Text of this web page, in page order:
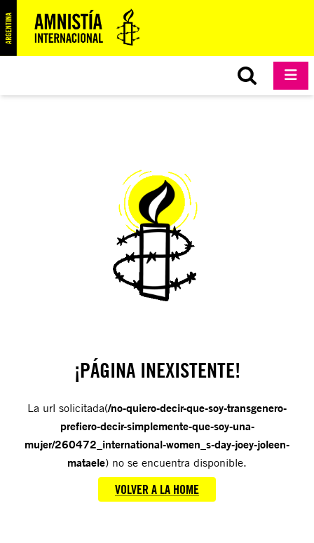
¡PÁGINA INEXISTENTE!
La url solicitada(/no-quiero-decir-que-soy-transgenero-
prefiero-decir-simplemente-que-soy-una-
mujer/260472_international-women_s-day-joey-joleen-
mataele) no se encuentra disponible.
VOLVER A LA HOME